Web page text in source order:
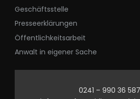
Geschäftsstelle
Presseerklärungen
Öffentlichkeitsarbeit
Anwalt in eigener Sache
0241 – 990 36 587